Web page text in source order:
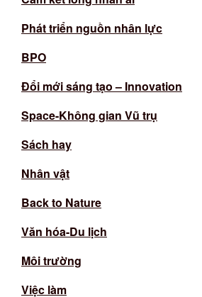
Phát triển nguồn nhân lực
BPO
Đổi mới sáng tạo – Innovation
Space-Không gian Vũ trụ
Sách hay
Nhân vật
Back to Nature
Văn hóa-Du lịch
Môi trường
Việc làm